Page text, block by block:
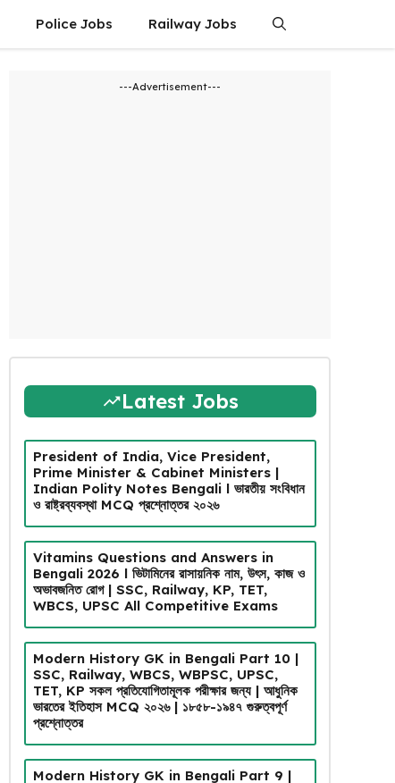
Police Jobs Railway Jobs
---Advertisement---
Latest Jobs
President of India, Vice President,
Prime Minister & Cabinet Ministers |
Indian Polity Notes Bengali l ভারতীয় সংবিধান
ও রাষ্ট্রব্যবস্থা MCQ প্রশ্নোত্তর ২০২৬
Vitamins Questions and Answers in
Bengali 2026 l ভিটামিনের রাসায়নিক নাম, উৎস, কাজ ও
অভাবজনিত রোগ | SSC, Railway, KP, TET,
WBCS, UPSC All Competitive Exams
Modern History GK in Bengali Part 10 |
SSC, Railway, WBCS, WBPSC, UPSC,
TET, KP সকল প্রতিযোগিতামূলক পরীক্ষার জন্য | আধুনিক
ভারতের ইতিহাস MCQ ২০২৬ | ১৮৫৮-১৯৪৭ গুরুত্বপূর্ণ
প্রশ্নোত্তর
Modern History GK in Bengali Part 9 |